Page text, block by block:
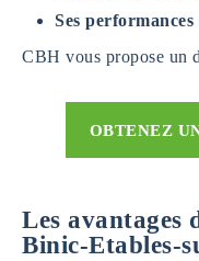
Ses performances
CBH vous propose un
OBTENEZ
Les avantages
Binic-Etables-